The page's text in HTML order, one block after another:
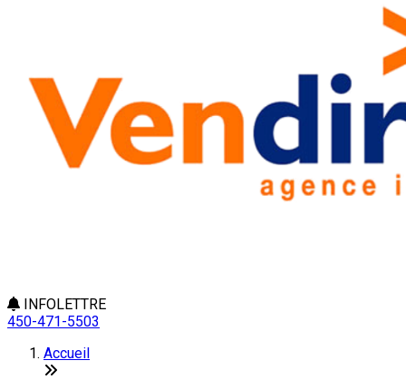
INFOLETTRE
450-471-5503
Accueil